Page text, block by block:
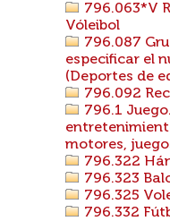
796.063*V
Vóleibol
796.087
especificar el
(Deportes de
796.092
796.1
motores,
796.322
796.323
796.325
796.332